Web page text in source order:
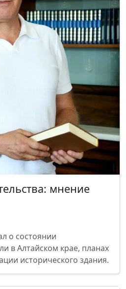
мнение
о состоянии
в Алтайском крае, планах
исторического здания.